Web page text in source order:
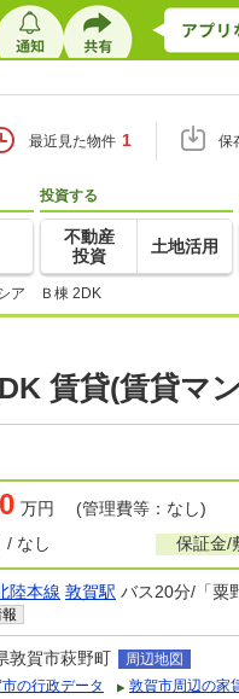
最近見た物件 1 保
投資する
不動産
投資
土地活用
ア Ｂ棟 2DK
賃貸(賃貸マ
万円 (管理費等：なし)
/ なし 保証金/
陸本線 敦賀駅 バス20分/「粟
敦賀市萩野町
周辺地図
の行政データ
敦賀市周辺の家